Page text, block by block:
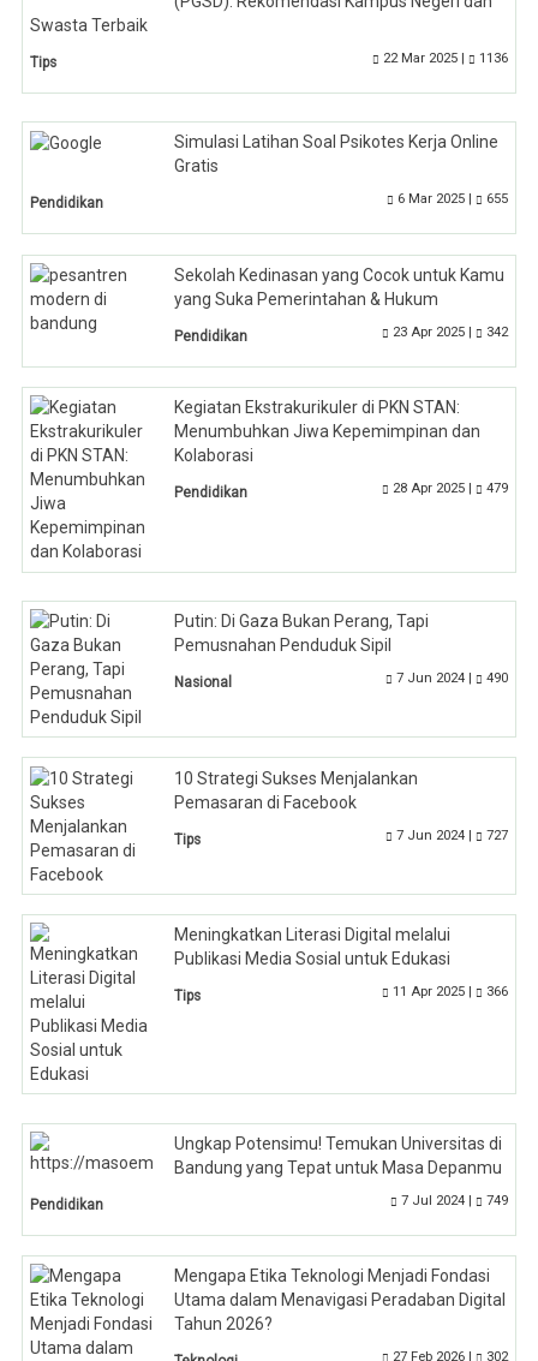
Swasta Terbaik
Tips 22 Mar 2025 | 1136
Simulasi Latihan Soal Psikotes Kerja Online
Gratis
Pendidikan 6 Mar 2025 | 655
Sekolah Kedinasan yang Cocok untuk Kamu
yang Suka Pemerintahan & Hukum
Pendidikan 23 Apr 2025 | 342
Kegiatan Ekstrakurikuler di PKN STAN:
Menumbuhkan Jiwa Kepemimpinan dan
Kolaborasi
Pendidikan 28 Apr 2025 | 479
Putin: Di Gaza Bukan Perang, Tapi
Pemusnahan Penduduk Sipil
Nasional 7 Jun 2024 | 490
10 Strategi Sukses Menjalankan
Pemasaran di Facebook
Tips 7 Jun 2024 | 727
Meningkatkan Literasi Digital melalui
Publikasi Media Sosial untuk Edukasi
Tips 11 Apr 2025 | 366
Ungkap Potensimu! Temukan Universitas di
Bandung yang Tepat untuk Masa Depanmu
Pendidikan 7 Jul 2024 | 749
Mengapa Etika Teknologi Menjadi Fondasi
Utama dalam Menavigasi Peradaban Digital
Tahun 2026?
27 Feb 2026 | 302